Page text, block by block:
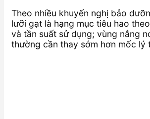
Theo nhiều khuyến nghị bảo
lưỡi gạt là hạng mục tiêu hao
và tần suất sử dụng; vùng nắng
thường cần thay sớm hơn mốc lý